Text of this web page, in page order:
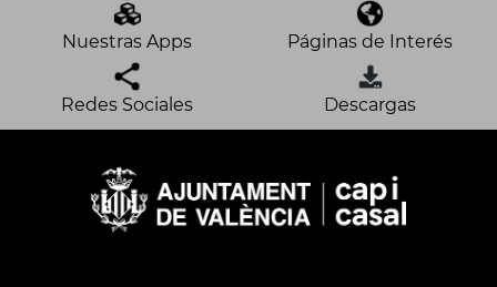
Nuestras Apps Páginas de Interés
Redes Sociales Descargas